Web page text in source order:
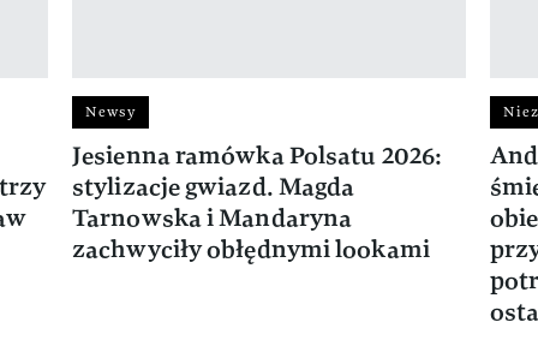
Newsy
Jesienna ramówka Polsatu 2026:
stylizacje gwiazd. Magda
Tarnowska i Mandaryna
zachwyciły obłędnymi lookami